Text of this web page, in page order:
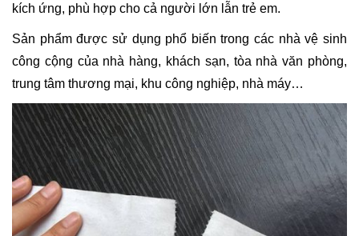
kích ứng, phù hợp cho cả người lớn lẫn trẻ em.
Sản phẩm được sử dụng phổ biến trong các nhà vệ sinh
công cộng của nhà hàng, khách sạn, tòa nhà văn phòng,
trung tâm thương mại, khu công nghiệp, nhà máy…